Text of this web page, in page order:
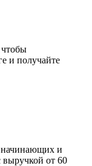
чтобы
и получайте
начинающих и
выручкой от 60